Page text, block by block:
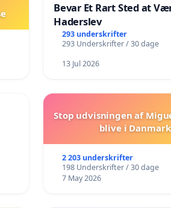
Bevar Et Rart Sted at
Haderslev
293 underskrifter
293 Underskrifter / 30 dage
13 Jul 2026
Stop udvisningen af
blive i Danmark
2 203 underskrifter
198 Underskrifter / 30 dage
7 May 2026